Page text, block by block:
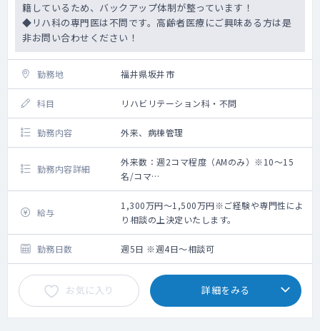
籍しているため、バックアップ体制が整っています！
◆リハ科の専門医は不問です。高齢者医療にご興味ある方は是
非お問い合わせください！
勤務地 福井県坂井市
科目 リハビリテーション科・不問
勤務内容 外来、病棟管理
勤務内容詳細
外来数：週2コマ程度（AMのみ）※10～15
名/コマ
【外来】
外来担当コマ数：コマ程/週（AMのみ）
外来数：10～20名弱/コマ
※診療体制：2～3診
※一般内科診療対応が可能であれば問題あり
ません
【病棟管理】
病棟担当数：一般病棟40床、併設老健86床
(一般棟50床、認知症専門棟36床)
【当直・オンコール】
給与
1,300万円～1,500万円※ご経験や専門性によ
り相談の上決定いたします。
勤務日数 週5日 ※週4日～相談可
お気に入り 詳細をみる